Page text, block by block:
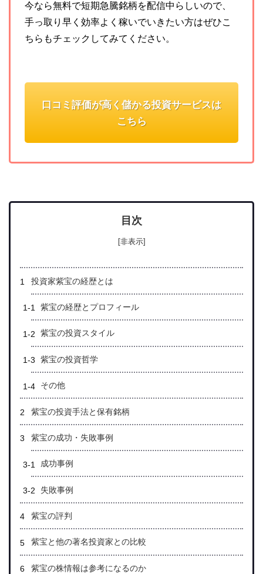
今なら無料で短期急騰銘柄を配信中らしいので、
手っ取り早く効率よく稼いでいきたい方はぜひこ
ちらもチェックしてみてください。
口コミ評価が高く儲かる投資サービスは
こちら
目次
[非表示]
投資家紫宝の経歴とは
紫宝の経歴とプロフィール
紫宝の投資スタイル
紫宝の投資哲学
その他
紫宝の投資手法と保有銘柄
紫宝の成功・失敗事例
成功事例
失敗事例
紫宝の評判
紫宝と他の著名投資家との比較
紫宝の株情報は参考になるのか